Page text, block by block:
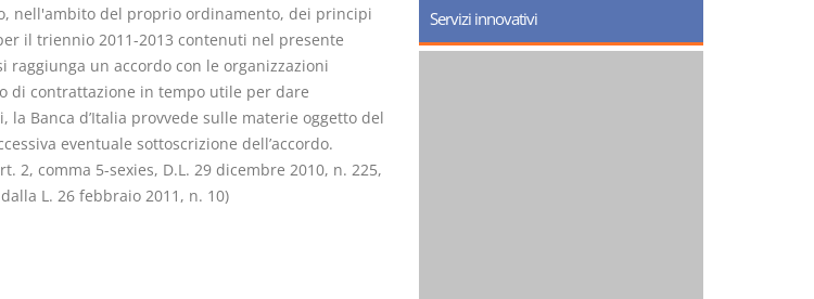
nell'ambito del proprio ordinamento, dei principi
il triennio 2011-2013 contenuti nel presente
raggiunga un accordo con le organizzazioni
di contrattazione in tempo utile per dare
Banca d’Italia provvede sulle materie oggetto del
eventuale sottoscrizione dell’accordo.
2, comma 5-sexies, D.L. 29 dicembre 2010, n. 225,
L. 26 febbraio 2011, n. 10)
Servizi innovativi